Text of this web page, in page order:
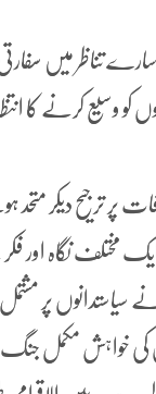
میں سفارتی
کو وسیع کرنے
پر ترجیح دیکر
مختلف نگاہ اور
سیاستدانوں
کی خواہش مکمل جنگ